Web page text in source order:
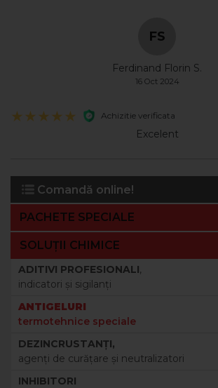
Comandă online!
PACHETE SPECIALE
SOLUȚII CHIMICE
ADITIVI PROFESIONALI,
indicatori şi sigilanţi
ANTIGELURI
termotehnice speciale
DEZINCRUSTANŢI,
agenţi de curăţare şi neutralizatori
INHIBITORI
Află cantitatea de antigel de
FS
Ferdinand Florin S.
16 Oct 2024
Achizitie verificata
Excelent